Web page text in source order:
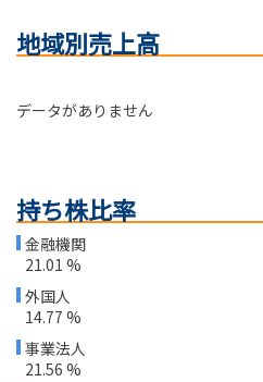
地域別売上高
データがありません
持ち株比率
金融機関
21.01 %
外国人
14.77 %
事業法人
21.56 %